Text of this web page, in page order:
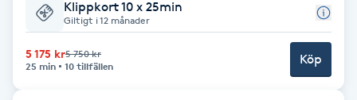
Brynformning
Brynfärgning
Klippkort 10 x 25min
Giltigt i 12 månader
5 175 kr5 750 kr
25 min
10 tillfällen Köp